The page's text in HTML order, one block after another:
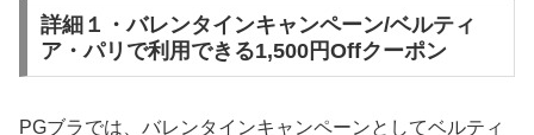
詳細１・バレンタインキャンペーン/ベルティ
ア・パリで利用できる1,500円Offクーポン
PGブラでは、バレンタインキャンペーンとしてベルティ